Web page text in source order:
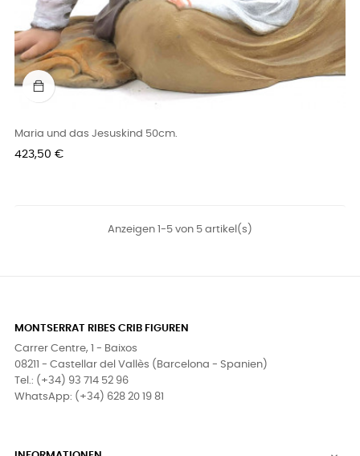
Maria und das Jesuskind 50cm.
Preis
423,50 €
Anzeigen 1-5 von 5 artikel(s)
MONTSERRAT RIBES CRIB FIGUREN
Carrer Centre, 1 - Baixos
08211 - Castellar del Vallès (Barcelona - Spanien)
Tel.: (+34) 93 714 52 96
WhatsApp: (+34) 628 20 19 81